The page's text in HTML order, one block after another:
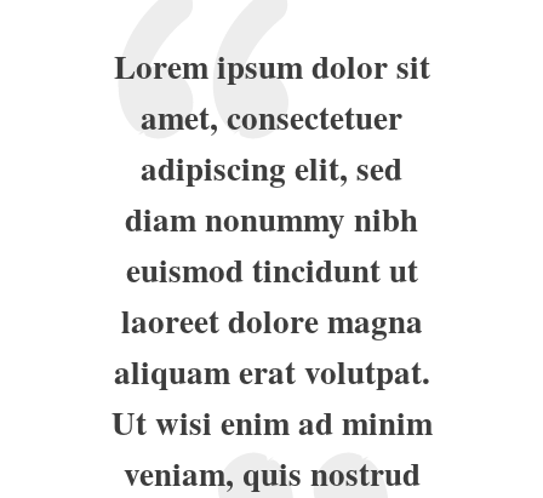
Lorem ipsum dolor sit
amet, consectetuer
adipiscing elit, sed
diam nonummy nibh
euismod tincidunt ut
laoreet dolore magna
aliquam erat volutpat.
Ut wisi enim ad minim
veniam, quis nostrud